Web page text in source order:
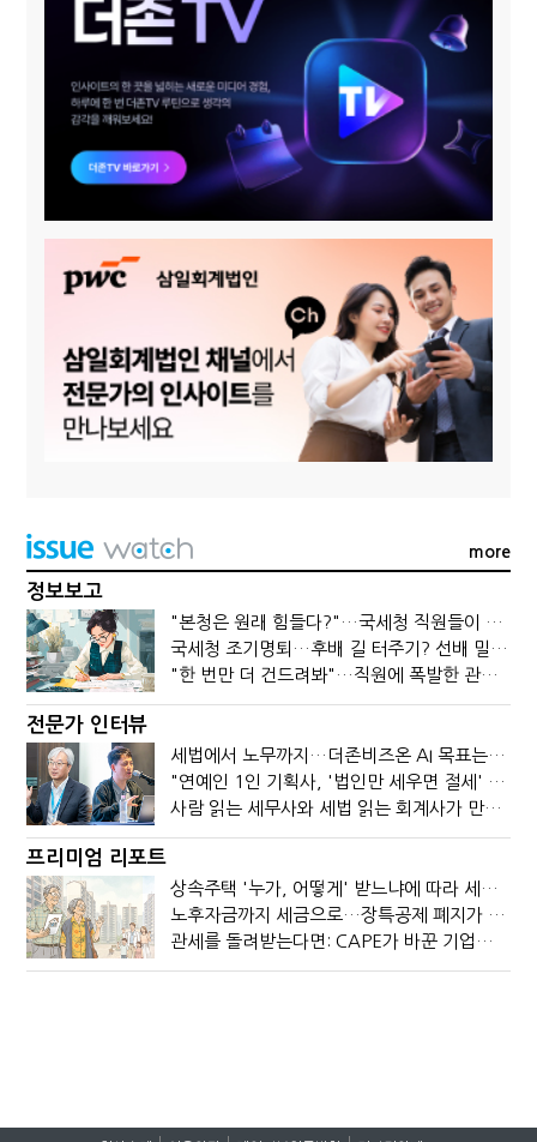
more
정보보고
"본청은 원래 힘들다?"…국세청 직원들이 떠나는 이유
국세청 조기명퇴…후배 길 터주기? 선배 밀어내기?
"한 번만 더 건드려봐"…직원에 폭발한 관세청장, 왜?
전문가 인터뷰
세법에서 노무까지…더존비즈온 AI 목표는 '전문가의 시간'
"연예인 1인 기획사, '법인만 세우면 절세' 시대 끝났다"
사람 읽는 세무사와 세법 읽는 회계사가 만나면?
프리미엄 리포트
상속주택 '누가, 어떻게' 받느냐에 따라 세금이 달라진다
노후자금까지 세금으로…장특공제 폐지가 부를 조세의 역설
관세를 돌려받는다면: CAPE가 바꾼 기업의 현금흐름